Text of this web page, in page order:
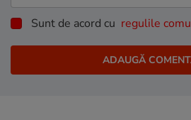
Sunt de acord cu regulile